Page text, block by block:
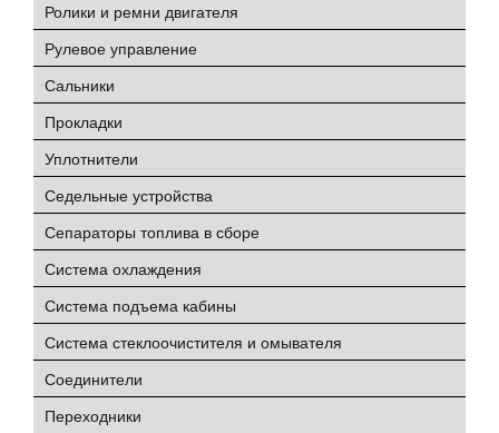
Ролики и ремни двигателя
Рулевое управление
Сальники
Прокладки
Уплотнители
Седельные устройства
Сепараторы топлива в сборе
Система охлаждения
Система подъема кабины
Система стеклоочистителя и омывателя
Соединители
Переходники